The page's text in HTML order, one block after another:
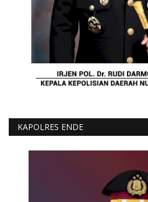
KAPOLRES ENDE